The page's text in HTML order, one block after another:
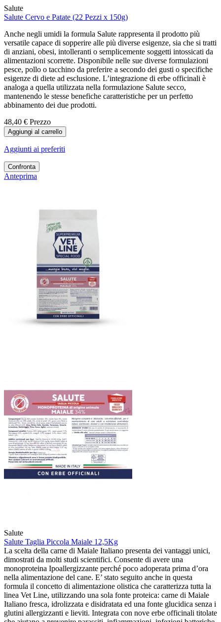
Salute
Salute Cervo e Patate (22 Pezzi x 150g)
Anche negli umidi la formula Salute rappresenta il prodotto più
versatile capace di sopperire alle più diverse esigenze, sia che si tratti
di anziani, obesi, intolleranti o semplicemente soggetti intossicati da
alimentazioni scorrette. Disponibile nelle sue diverse formulazioni
pesce, pollo o tacchino da preferire a secondo dei gusti o specifiche
esigenze di diete ad esclusione. L’integrazione di erbe officinali è
analoga a quella utilizzata nella formulazione Salute secco,
mantenendo le stesse benefiche caratteristiche per un perfetto
abbinamento dei due prodotti.
48,40 € Prezzo
Aggiungi al carrello
Aggiunti ai preferiti
Confronta
Anteprima
Salute
Salute Taglia Piccola Maiale 12,5Kg
La scelta della carne di Maiale Italiano presenta dei vantaggi unici,
dimostrati da molti studi scientifici. Consente di avere una
monoproteina Ipoallergizzante perché poco adoperata prima d’ora
nella alimentazione del cane. E’ stato seguito anche in questa
formula il concetto di alimentazione olistica che caratterizza tutta la
linea Vet Line, utilizzando una sola fonte proteica: carne di Maiale
Italiano fresca, idrolizzata e disidratata ed una fonte glucidica senza i
glutini allergizzanti e lieviti. Integrata con nove erbe officinali titolate